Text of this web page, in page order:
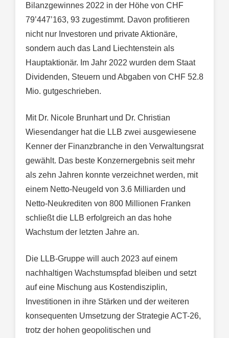
Bilanzgewinnes 2022 in der Höhe von CHF
79’447’163, 93 zugestimmt. Davon profitieren
nicht nur Investoren und private Aktionäre,
sondern auch das Land Liechtenstein als
Hauptaktionär. Im Jahr 2022 wurden dem Staat
Dividenden, Steuern und Abgaben von CHF 52.8
Mio. gutgeschrieben.
Mit Dr. Nicole Brunhart und Dr. Christian
Wiesendanger hat die LLB zwei ausgewiesene
Kenner der Finanzbranche in den Verwaltungsrat
gewählt. Das beste Konzernergebnis seit mehr
als zehn Jahren konnte verzeichnet werden, mit
einem Netto-Neugeld von 3.6 Milliarden und
Netto-Neukrediten von 800 Millionen Franken
schließt die LLB erfolgreich an das hohe
Wachstum der letzten Jahre an.
Die LLB-Gruppe will auch 2023 auf einem
nachhaltigen Wachstumspfad bleiben und setzt
auf eine Mischung aus Kostendisziplin,
Investitionen in ihre Stärken und der weiteren
konsequenten Umsetzung der Strategie ACT-26,
trotz der hohen geopolitischen und